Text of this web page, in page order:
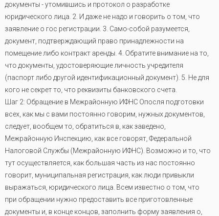
документы - утомившись и протокол о разработке
юридического лица. 2. И даже не надо и говорить о том, что
заявление о гос регистрации. 3. Само-собой разумеется,
документ, подтверждающий право принадлежности на
помещение либо контракт аренды. 4. Обратите внимание на то,
что документы, удостоверяющие личность учредителя
(паспорт либо другой идентификационный документ). 5. Не для
кого не секрет то, что реквизиты банковского счета.
Шаг 2: Обращение в Межрайонную ИФНС Опосля подготовки
всех, как мы с вами постоянно говорим, нужных документов,
следует, вообщем то, обратиться в, как заведено,
Межрайонную Инспекцию, как все говорят, Федеральной
Налоговой Службы (Межрайонную ИФНС). Возможно и то, что
тут осуществляется, как большая часть из нас постоянно
говорит, муниципальная регистрация, как люди привыкли
выражаться, юридического лица. Всем известно о том, что
при обращении нужно предоставить все приготовленные
документы и, в конце концов, заполнить форму заявления о,